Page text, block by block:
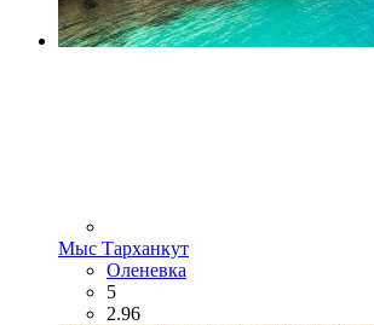
Мыс Тарханкут
Оленевка
5
2.96